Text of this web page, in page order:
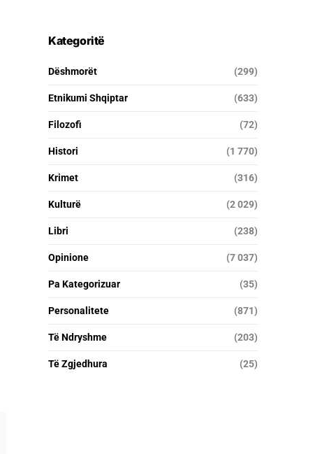
Kategoritë
Dëshmorët (299)
Etnikumi Shqiptar (633)
Filozofi (72)
Histori (1 770)
Krimet (316)
Kulturë (2 029)
Libri (238)
Opinione (7 037)
Pa Kategorizuar (35)
Personalitete (871)
Të Ndryshme (203)
Të Zgjedhura (25)